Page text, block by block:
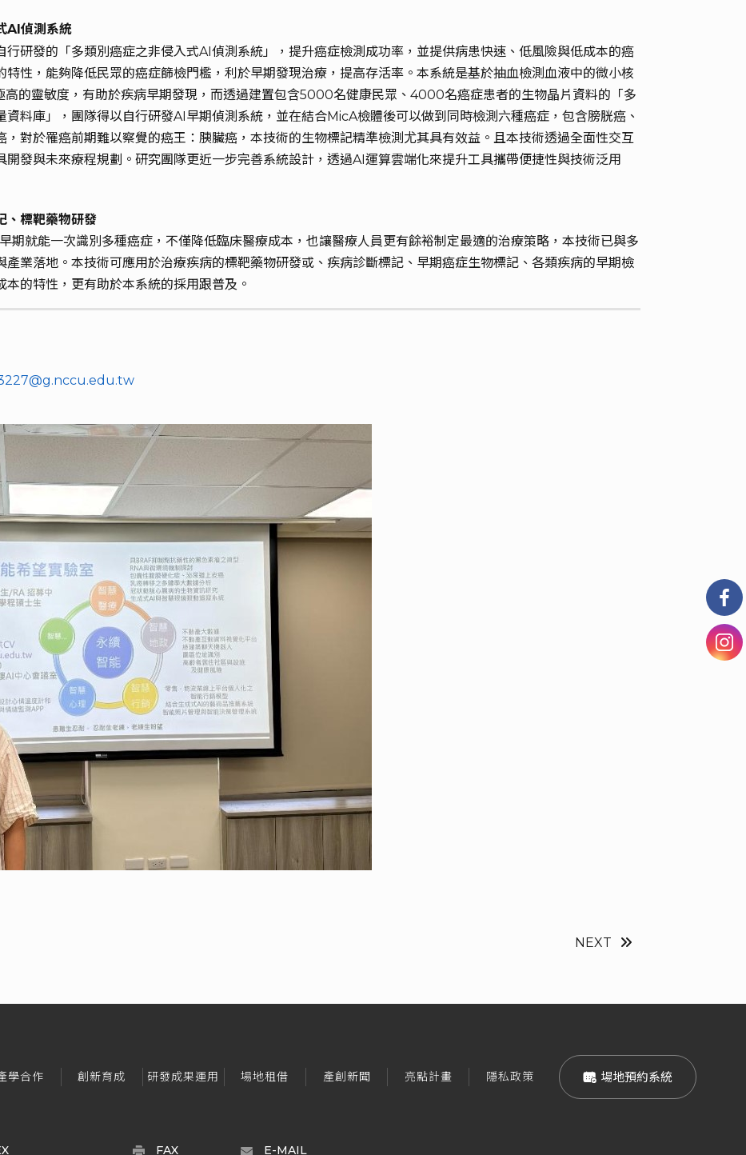
AI偵測系統
研發的「多類別癌症之非侵入式AI偵測系統」，提升癌症檢測成功率，並提供病患快速、低風險與低成本的癌
性，能夠降低民眾的癌症篩檢門檻，利於早期發現治療，提高存活率。本系統是基於抽血檢測血液中的微小核
的靈敏度，有助於疾病早期發現，而透過建置包含5000名健康民眾、4000名癌症患者的生物晶片資料的「多
料庫」，團隊得以自行研發AI早期偵測系統，並在結合MicA檢體後可以做到同時檢測六種癌症，包含膀胱癌、
對於罹癌前期難以察覺的癌王：胰臟癌，本技術的生物標記精準檢測尤其具有效益。且本技術透過全面性交互
發與未來療程規劃。研究團隊更近一步完善系統設計，透過AI運算雲端化來提升工具攜帶便捷性與技術泛用
、標靶藥物研發
期就能一次識別多種癌症，不僅降低臨床醫療成本，也讓醫療人員更有餘裕制定最適的治療策略，本技術已與多
業落地。本技術可應用於治療疾病的標靶藥物研發或、疾病診斷標記、早期癌症生物標記、各類疾病的早期檢
的特性，更有助於本系統的採用跟普及。
NEXT
學合作 創新育成 研發成果運用 場地租借 產創新聞 亮點計畫 隱私政策 場地預約系統
FAX E-MAIL